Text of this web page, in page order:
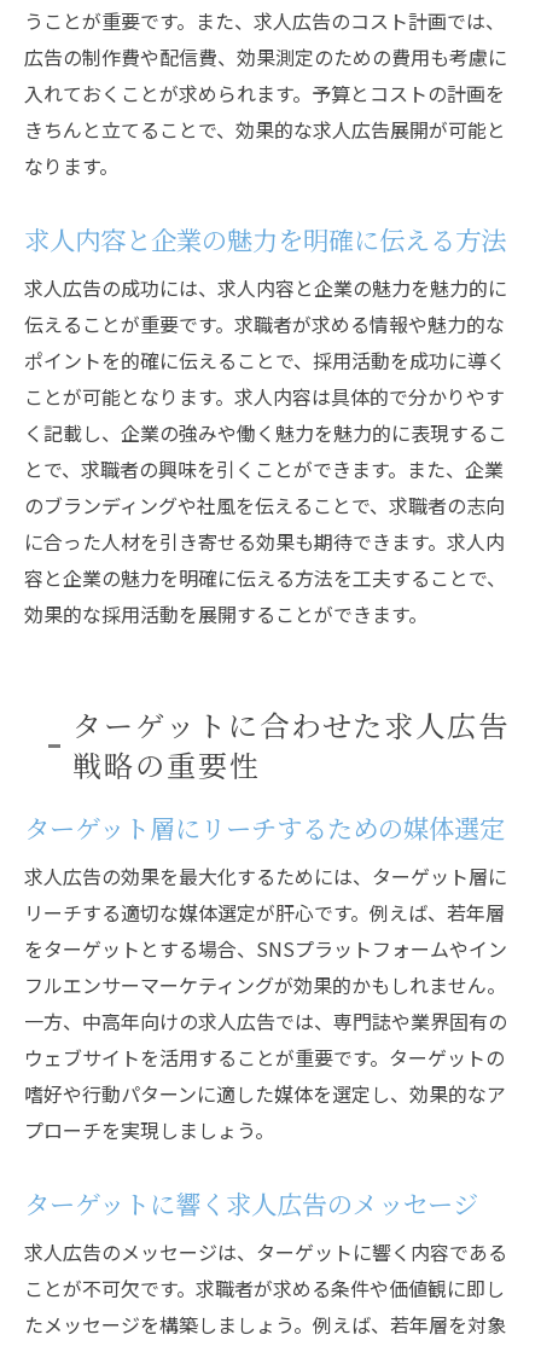
求人広告のパフォーマンス測定方法
求人広告キャンペーンの計画と実行
成功事例から学ぶ求人広告アプローチ
求人広告のA/Bテストの活用
求人広告契約で採用活動を成功させる秘訣
長期的な関係を築く求人広告契約
求人広告契約後のフォローアップ
求人広告の継続的な改善策
企業の成長に伴う求人広告の最適化
求職者の声を反映させる求人広告
成功する求人広告契約のためのチェックポ
イント
うことが重要です。また、求人広告のコスト計画では、
広告の制作費や配信費、効果測定のための費用も考慮に
入れておくことが求められます。予算とコストの計画を
きちんと立てることで、効果的な求人広告展開が可能と
なります。
求人内容と企業の魅力を明確に伝える方法
求人広告の成功には、求人内容と企業の魅力を魅力的に
伝えることが重要です。求職者が求める情報や魅力的な
ポイントを的確に伝えることで、採用活動を成功に導く
ことが可能となります。求人内容は具体的で分かりやす
く記載し、企業の強みや働く魅力を魅力的に表現するこ
とで、求職者の興味を引くことができます。また、企業
のブランディングや社風を伝えることで、求職者の志向
に合った人材を引き寄せる効果も期待できます。求人内
容と企業の魅力を明確に伝える方法を工夫することで、
効果的な採用活動を展開することができます。
ターゲットに合わせた求人広告
戦略の重要性
ターゲット層にリーチするための媒体選定
求人広告の効果を最大化するためには、ターゲット層に
リーチする適切な媒体選定が肝心です。例えば、若年層
をターゲットとする場合、SNSプラットフォームやイン
フルエンサーマーケティングが効果的かもしれません。
一方、中高年向けの求人広告では、専門誌や業界固有の
ウェブサイトを活用することが重要です。ターゲットの
嗜好や行動パターンに適した媒体を選定し、効果的なア
プローチを実現しましょう。
ターゲットに響く求人広告のメッセージ
求人広告のメッセージは、ターゲットに響く内容である
ことが不可欠です。求職者が求める条件や価値観に即し
たメッセージを構築しましょう。例えば、若年層を対象